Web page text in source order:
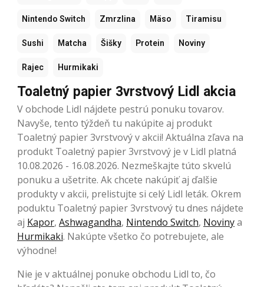
Nintendo Switch Zmrzlina Mäso Tiramisu
Sushi Matcha Šišky Protein Noviny
Rajec Hurmikaki
Toaletný papier 3vrstvový Lidl akcia
V obchode Lidl nájdete pestrú ponuku tovarov.
Navyše, tento týždeň tu nakúpite aj produkt
Toaletný papier 3vrstvový v akcii! Aktuálna zľava na
produkt Toaletný papier 3vrstvový je v Lidl platná
10.08.2026 - 16.08.2026. Nezmeškajte túto skvelú
ponuku a ušetrite. Ak chcete nakúpiť aj ďalšie
produkty v akcii, prelistujte si celý Lidl leták. Okrem
poduktu Toaletný papier 3vrstvový tu dnes nájdete
aj Kapor, Ashwagandha, Nintendo Switch, Novinya
Hurmikaki. Nakúpte všetko čo potrebujete, ale
výhodne!
Nie je v aktuálnej ponuke obchodu Lidl to, čo